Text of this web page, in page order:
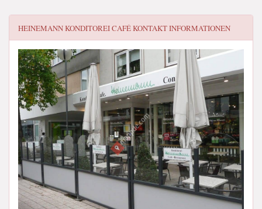
HEINEMANN KONDITOREI CAFÉKONTAKT INFORMATIONEN